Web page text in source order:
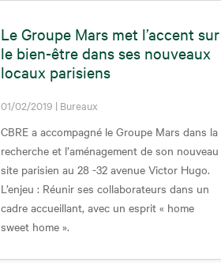
Le Groupe Mars met l’accent sur
le bien-être dans ses nouveaux
locaux parisiens
01/02/2019 | Bureaux
CBRE a accompagné le Groupe Mars dans la
recherche et l’aménagement de son nouveau
site parisien au 28 -32 avenue Victor Hugo.
L’enjeu : Réunir ses collaborateurs dans un
cadre accueillant, avec un esprit « home
sweet home ».